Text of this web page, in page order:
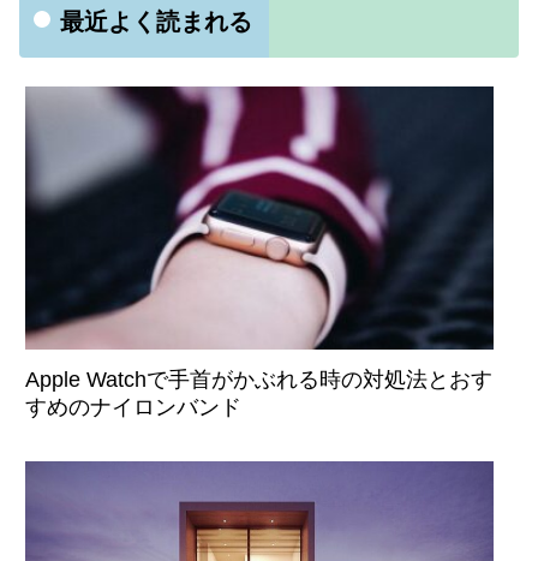
最近よく読まれる
Apple Watchで手首がかぶれる時の対処法とおす
すめのナイロンバンド